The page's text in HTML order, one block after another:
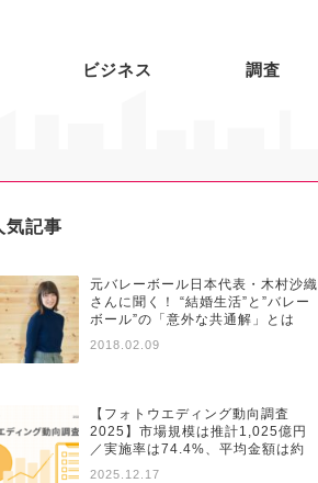
ビジネス 調査
気記事
元バレーボール日本代表・木村沙織
さんに聞く！ “結婚生活”と”バレー
ボール”の「意外な共通解」とは
2018.02.09
【フォトウエディング動向調査
2025】市場規模は推計1,025億円
／実施率は74.4%、平均金額は約
28万円と昨対比で増加傾向
2025.12.17